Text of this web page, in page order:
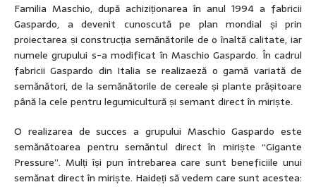
Familia Maschio, după achiziționarea în anul 1994 a fabricii
Gaspardo, a devenit cunoscută pe plan mondial și prin
proiectarea și construcția semănătorile de o înaltă calitate, iar
numele grupului s-a modificat în Maschio Gaspardo. În cadrul
fabricii Gaspardo din Italia se realizaeză o gamă variată de
semănători, de la semănătorile de cereale și plante prășitoare
până la cele pentru legumicultură și semant direct în miriște.
O realizarea de succes a grupului Maschio Gaspardo este
semănătoarea pentru semăntul direct în miriște “Gigante
Pressure”. Mulți își pun întrebarea care sunt beneficiile unui
semănat direct în miriște. Haideți să vedem care sunt acestea: